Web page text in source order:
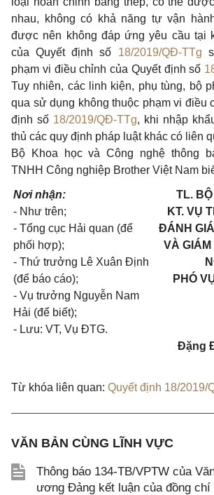
nhau, không có khả năng tự vận
được nên không đáp ứng yêu cầu tại
của Quyết định số 18/2019/QĐ-TTg
phạm vi điều chỉnh của Quyết định số
Tuy nhiên, các linh kiện, phụ tùng, bộ
qua sử dụng không thuộc phạm vi điều
định số 18/2019/QĐ-TTg, khi nhập
thủ các quy định pháp luật khác có liên
Bộ Khoa học và Công nghệ thông
TNHH Công nghiệp Brother Việt Nam
Nơi nhận:
- Như trên;
- Tổng cục Hải quan (để
phối hợp);
- Thứ trưởng Lê Xuân Định
(để báo cáo);
- Vụ trưởng Nguyễn Nam
Hải (để biết);
- Lưu: VT, Vụ ĐTG.
TL.
KT. VỤ
ĐÁNH
VÀ
PHÓ
Đặng
Từ khóa liên quan: Quyết định 18/2019/
VĂN BẢN CÙNG LĨNH VỰC
Thông báo 134-TB/VPTW của
ương Đảng kết luận của đồng